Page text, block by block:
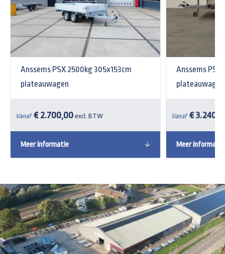
Anssems PSX 2500kg 305x153cm
plateauwagen
Vanaf € 2.700,00 excl. BTW
Meer informatie
Anssems
plateauwagen
Vanaf €
Meer informatie